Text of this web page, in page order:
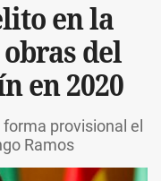
en la
del
en 2020
provisional el
Ramos